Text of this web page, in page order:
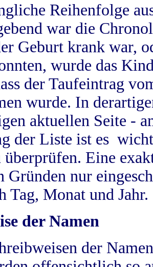
Reihenfolge
war die
Geburt krank war,
wurde das
der Taufeintrag
wurde. In
aktuellen Seite -
der Liste ist es
Eine
Gründen nur
Tag, Monat und Jahr.
der Namen
der